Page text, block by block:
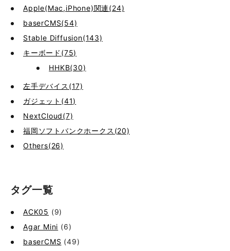
Apple(Mac,iPhone)関連(24)
baserCMS(54)
Stable Diffusion(143)
キーボード(75)
HHKB(30)
左手デバイス(17)
ガジェット(41)
NextCloud(7)
福岡ソフトバンクホークス(20)
Others(26)
タグ一覧
ACK05 (9)
Agar Mini (6)
baserCMS (49)